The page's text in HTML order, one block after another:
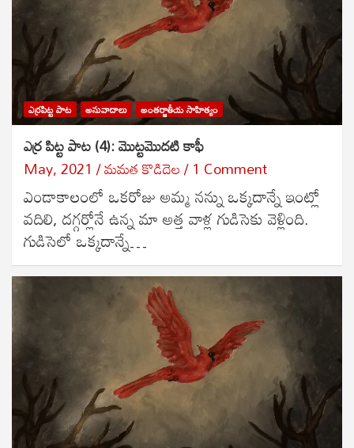
ఎర్రపిట్ట పాట అనువాదాలు అంతర్జాతీయ సాహిత్యం
ఎర్ర పిట్ట పాట (4): మొట్టమొదటి కాఫీ
May, 2021 మమత కొడిదెల 1 Comment
ఎండాకాలంలో ఒకరోజు అమ్మ నన్ను ఒక్కదాన్నే ఇంట్లో
వదిలి, దగ్గర్లోనే ఉన్న మా అత్త వాళ్ల గుడిసెకు వెళ్లింది.
గుడిసెలో ఒక్కదాన్నే…